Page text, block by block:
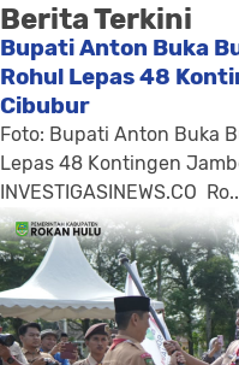
Berita Terkini
Bupati Anton Buka
Rohul Lepas 48
Cibubur
Foto: Bupati Anton Buka
Lepas 48 Kontingen
INVESTIGASINEWS.CO